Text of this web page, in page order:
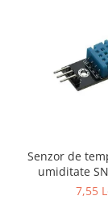
Micro Metal
Motoare
Senzor de
umiditate
7,55